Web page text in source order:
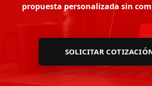
propuesta personalizada sin
SOLICITAR